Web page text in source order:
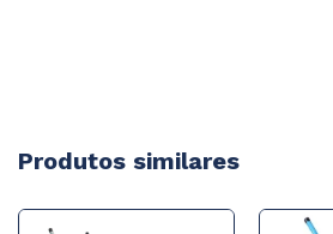
Produtos similares